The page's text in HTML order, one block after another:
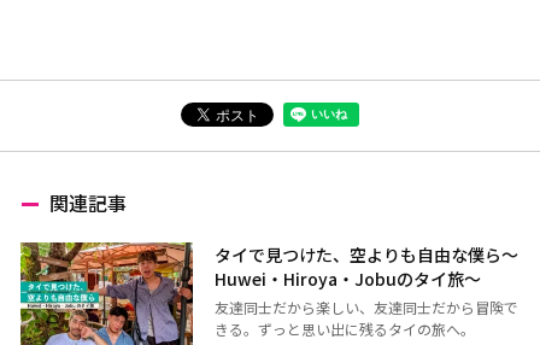
関連記事
タイで見つけた、空よりも自由な僕ら～
Huwei・Hiroya・Jobuのタイ旅～
友達同士だから楽しい、友達同士だから冒険で
きる。ずっと思い出に残るタイの旅へ。